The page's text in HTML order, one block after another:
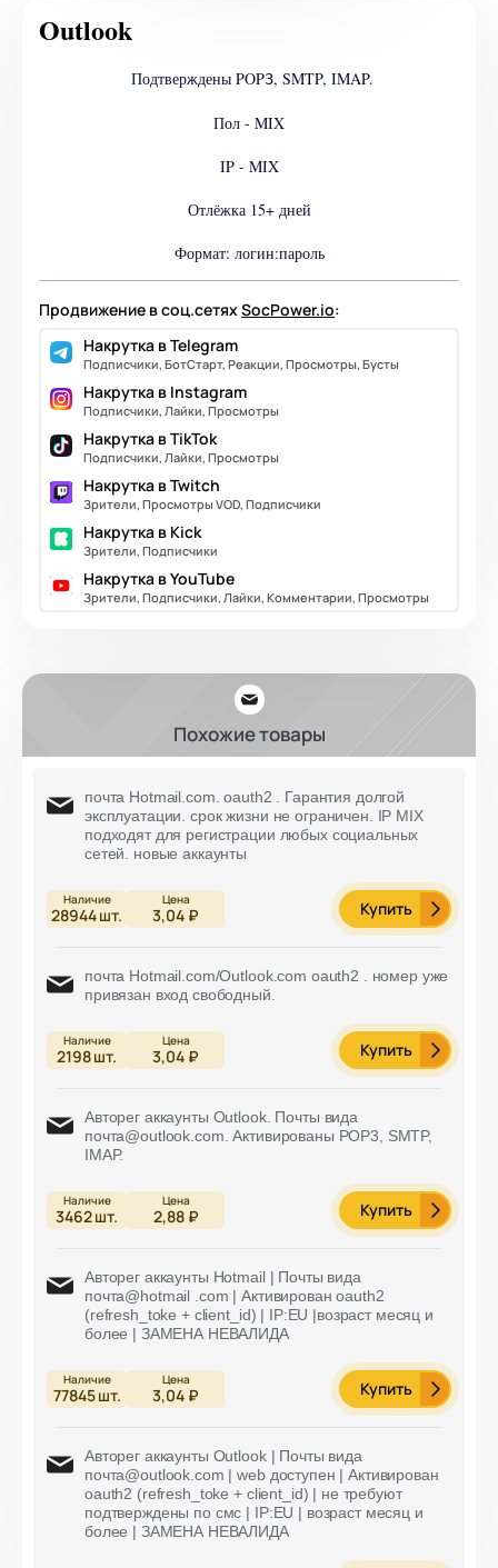
Outlook
Подтверждены POP3, SMTP, IMAP.
Пол - MIX
IP - MIX
Отлёжка 15+ дней
Формат: логин:пароль
Продвижение в соц.сетяхSocPower.io:
Накрутка в Telegram
Подписчики, БотСтарт, Реакции, Просмотры, Бусты
Накрутка в Instagram
Подписчики, Лайки, Просмотры
Накрутка в TikTok
Подписчики, Лайки, Просмотры
Накрутка в Twitch
Зрители, Просмотры VOD, Подписчики
Накрутка в Kick
Зрители, Подписчики
Накрутка в YouTube
Зрители, Подписчики, Лайки, Комментарии, Просмотры
Похожие товары
почта Hotmail.com. oauth2 . Гарантия долгой
эксплуатации. cрок жизни не ограничен. IP MIX
подходят для регистрации любых социальных
сетей. новые аккаунты
28944шт. 3,04 ₽ Купить
почта Hotmail.com/Outlook.com oauth2 . номер уже
привязан вход свободный.
2198шт. 3,04 ₽ Купить
Авторег аккаунты Outlook. Почты вида
почта@outlook.com. Активированы POP3, SMTP,
IMAP.
3462шт. 2,88 ₽ Купить
Авторег аккаунты Hotmail | Почты вида
почта@hotmail .com | Активирован oauth2
(refresh_toke + client_id) | IP:EU |возраст месяц и
более | ЗАМЕНА НЕВАЛИДА
77845шт. 3,04 ₽ Купить
Авторег аккаунты Outlook | Почты вида
почта@outlook.com | web доступен | Активирован
oauth2 (refresh_toke + client_id) | не требуют
подтверждены по смс | IP:EU | возраст месяц и
более | ЗАМЕНА НЕВАЛИДА